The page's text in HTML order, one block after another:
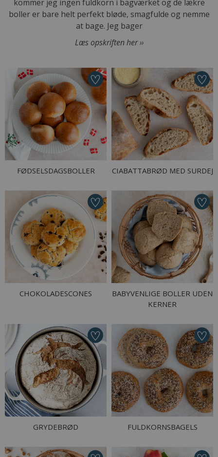
kommer jeg ingen fuldkorn i bagværket og de lækre
boller er bare helt perfekt bløde, smagfulde og nemme
at bage. Jeg bager
Læs opskriften her ››
FØDSELSDAGSBOLLER CIABATTABRØD MED SURDEJ
CHOKOLADESCONES
BABYVENLIGE BOLLER UDEN
KERNER
GRYDEBRØD FULDKORNSBAGELS